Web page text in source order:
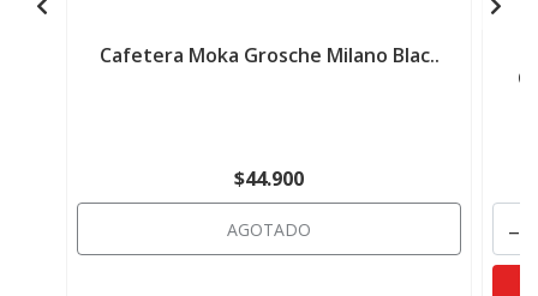
Cafetera Moka Grosche Milano Blac..
$44.900
AGOTADO -